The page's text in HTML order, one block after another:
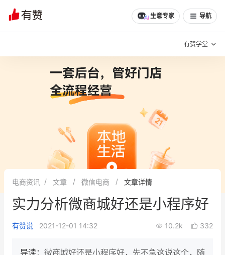
生意专家 导航
有赞学堂
增长方法
有赞专家说
新零售最佳实践
面对面聊增长
电商资讯 文章 微信电商 文章详情
实力分析微商城好还是小程序好
有赞说 2021-12-01 14:32 10.2k 332
导读： 微商城好还是小程序好，先不急这说这个，随